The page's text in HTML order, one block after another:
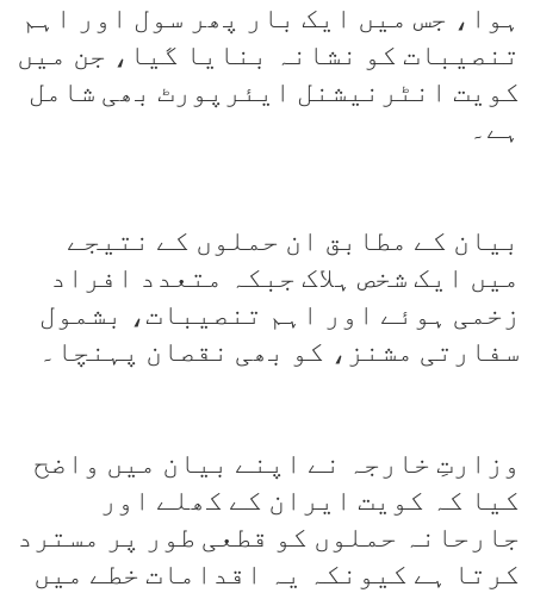
ہوا، جس میں ایک بار پھر سول اور اہم
تنصیبات کو نشانہ بنایا گیا، جن میں
کویت انٹرنیشنل ایئرپورٹ بھی شامل
ہے۔
بیان کے مطابق ان حملوں کے نتیجے
میں ایک شخص ہلاک جبکہ متعدد افراد
زخمی ہوئے اور اہم تنصیبات، بشمول
سفارتی مشنز، کو بھی نقصان پہنچا۔
وزارتِ خارجہ نے اپنے بیان میں واضح
کیا کہ کویت ایران کے کھلے اور
جارحانہ حملوں کو قطعی طور پر مسترد
کرتا ہے کیونکہ یہ اقدامات خطے میں